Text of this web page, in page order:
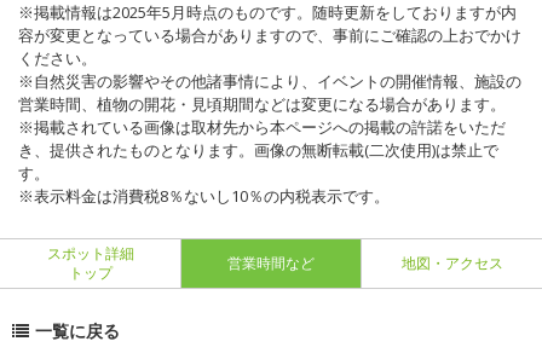
※掲載情報は2025年5月時点のものです。随時更新をしておりますが内
容が変更となっている場合がありますので、事前にご確認の上おでかけ
ください。
※自然災害の影響やその他諸事情により、イベントの開催情報、施設の
営業時間、植物の開花・見頃期間などは変更になる場合があります。
※掲載されている画像は取材先から本ページへの掲載の許諾をいただ
き、提供されたものとなります。画像の無断転載(二次使用)は禁止で
す。
※表示料金は消費税8％ないし10％の内税表示です。
スポット詳細
トップ
営業時間など 地図・アクセス
一覧に戻る